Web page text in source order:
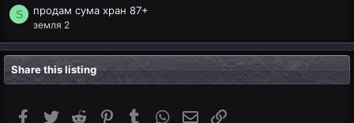
S продам сума хран 87+
земля 2
Share this listing
Facebook
TwitterReddit PinterestTumblr WhatsApp
Email Link